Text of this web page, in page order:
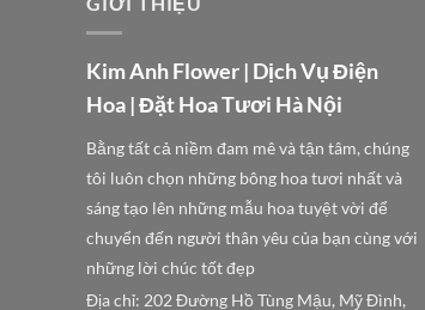
Kim Anh Flower | Dịch Vụ Điện
Hoa | Đặt Hoa Tươi Hà Nội
Bằng tất cả niềm đam mê và tận tâm, chúng
tôi luôn chọn những bông hoa tươi nhất và
sáng tạo lên những mẫu hoa tuyệt vời để
chuyển đến người thân yêu của bạn cùng với
những lời chúc tốt đẹp
Địa chỉ: 202 Đường Hồ Tùng Mậu, Mỹ Đình,